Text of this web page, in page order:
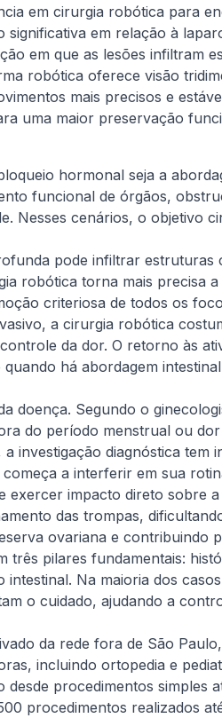
em cirurgia robótica para
em relação à
em que as lesões infiltram
robótica oferece visão
mais precisos e
uma maior preservação
hormonal seja a
funcional de órgãos,
Nesses cenários, o
pode infiltrar
robótica torna mais
criteriosa de todos os
a cirurgia robótica
da dor. O retorno às
há abordagem
doença. Segundo o
do período menstrual ou
investigação diagnóstica
a interferir em sua
exercer impacto direto
das trompas,
ovariana e contribuindo
três pilares fundamentais:
Na maioria dos
o cuidado, ajudando a
da rede fora de São
incluindo ortopedia e
procedimentos simples
procedimentos realizados